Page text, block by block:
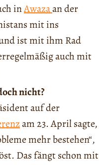
inAwazaan der
mit ins
ist mit ihm Rad
auch mit
nicht?
auf der
am 23. April sagte,
mehr bestehen“,
Das fängt schon mit